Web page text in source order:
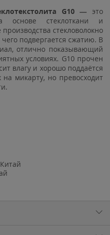
G10 — это
основе стеклоткани и
стекловолокно
подвергается сжатию. В
отлично показывающий
условиях. G10 прочен
влагу и хорошо поддаётся
микарту, но превосходит